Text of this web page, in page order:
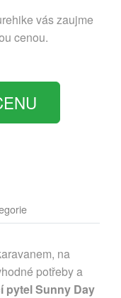
vás zaujme
cenou.
na
potřeby a
pytel Sunny Day